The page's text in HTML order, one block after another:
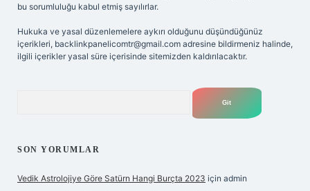
bu sorumluluğu kabul etmiş sayılırlar.
Hukuka ve yasal düzenlemelere aykırı olduğunu düşündüğünüz
içerikleri, backlinkpanelicomtr@gmail.com adresine bildirmeniz halinde,
ilgili içerikler yasal süre içerisinde sitemizden kaldırılacaktır.
SON YORUMLAR
Vedik Astrolojiye Göre Satürn Hangi Burçta 2023 için admin